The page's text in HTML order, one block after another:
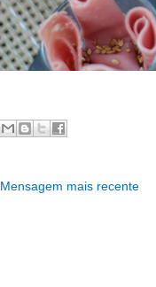
Mensagem mais recente